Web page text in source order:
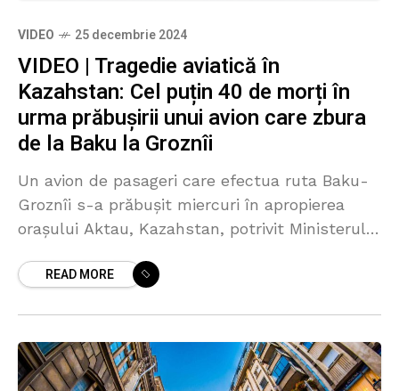
VIDEO 25 decembrie 2024
VIDEO | Tragedie aviatică în
Kazahstan: Cel puțin 40 de morți în
urma prăbușirii unui avion care zbura
de la Baku la Groznîi
Un avion de pasageri care efectua ruta Baku-
Groznîi s-a prăbușit miercuri în apropierea
orașului Aktau, Kazahstan, potrivit Ministerului
moartea a cel puțin
READ MORE